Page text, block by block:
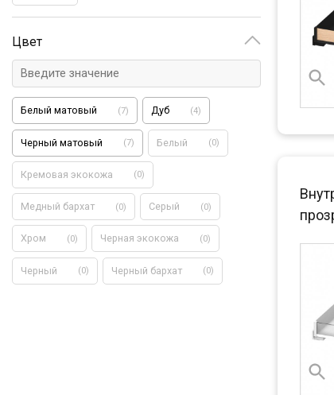
Цвет
Белый матовый (7) Дуб (4)
Черный матовый (7) Белый (0)
Кремовая экокожа (0)
Медный бархат (0) Серый (0)
Хром (0) Черная экокожа (0)
Черный (0) Черный бархат (0)